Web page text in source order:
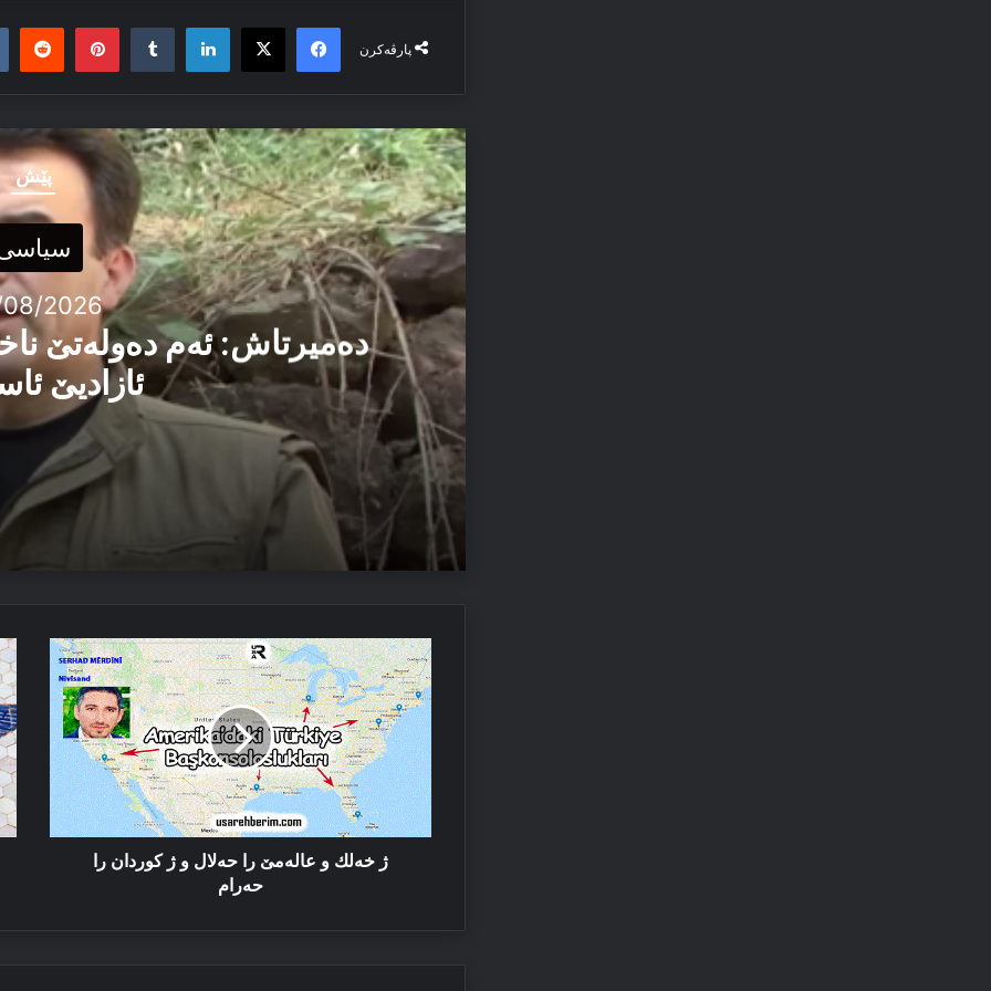
پارڤەکرن
Facebook
X
LinkedIn
Tumblr
پێش
2026
دەمیرتاش: ئەم دەولەتێ
ئازادیێ
06/08/2026
دەمیرتاش: ئەم دەولەتێ ناخوازن دەولەت ل پێشییا
پەیاما سەرۆک نێچیرڤان بارزانی د سالڤەگەرا
ژ
خەلك
و
عالەمێ
را
حەلال
و
ژ
كوردان
حەرام
ژ خەلك و عالەمێ را حەلال و ژ كوردان را
حەرام
ل